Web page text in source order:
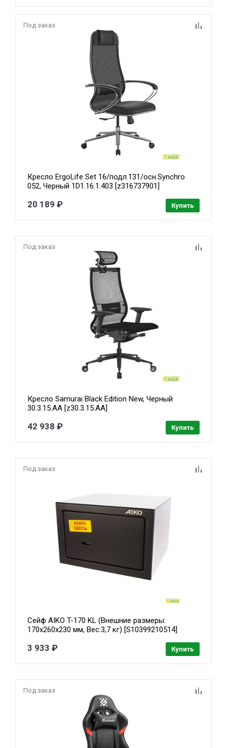
Под заказ
Кресло ErgoLife Set 16/подл.131/осн.Synchro
052, Черный 1D1.16.1.403 [z316737901]
20 189 ₽ Купить
Под заказ
Кресло Samurai Black Edition New, Черный
30.3.15.AA [z30.3.15.AA]
42 938 ₽ Купить
Под заказ
Сейф AIKO T-170 KL (Внешние размеры:
170x260x230 мм, Вес:3,7 кг) [S10399210514]
3 933 ₽ Купить
Под заказ